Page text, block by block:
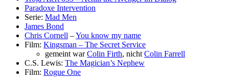
Paradoxe Intervention
Serie: Mad Men
James Bond
Chris Cornell –You know my name
Film: Kingsman – The Secret Service
gemeint warColin Firth, nicht Colin Farrell
C.S. Lewis: The Magician’s Nephew
Film: Rogue One